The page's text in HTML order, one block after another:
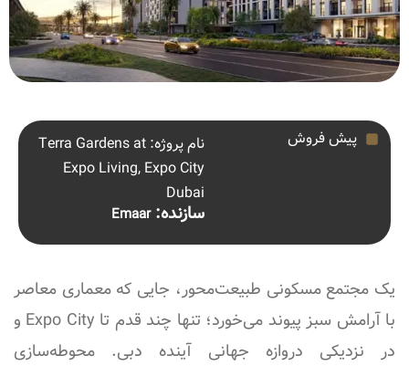
پیش فروش
نام پروژه: Terra Gardens at
Expo Living, Expo City
Dubai
سازنده:Emaar
یک مجتمع مسکونی طبیعت‌محور، جایی که معماری معاصر
با آرامش سبز پیوند می‌خورد؛ تنها چند قدم تا Expo City و
در نزدیکی دروازه جهانی آینده دبی. محوطه‌سازی